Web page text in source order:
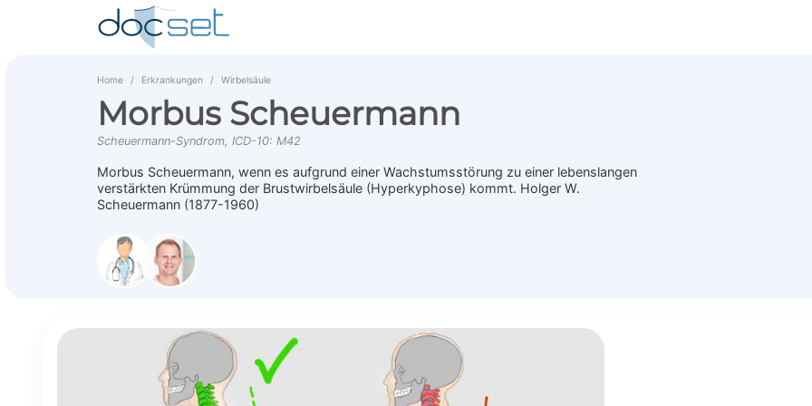
Home Erkrankungen Wirbelsäule
Morbus Scheuermann
Scheuermann-Syndrom, ICD-10: M42
Morbus Scheuermann, wenn es aufgrund einer Wachstumsstörung zu einer lebenslangen
verstärkten Krümmung der Brustwirbelsäule (Hyperkyphose) kommt. Holger W.
Scheuermann (1877-1960)